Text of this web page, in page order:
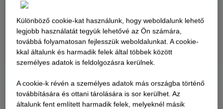
Különböző cookie-kat használunk, hogy weboldalunk lehető
legjobb használatát tegyük lehetővé az Ön számára,
továbbá folyamatosan fejlesszük weboldalunkat. A cookie-
kkal általunk és harmadik felek által többek között
személyes adatok is feldolgozásra kerülnek.
A cookie-k révén a személyes adatok más országba történő
továbbítására és ottani tárolására is sor kerülhet. Az
általunk fent említett harmadik felek, melyeknél másik